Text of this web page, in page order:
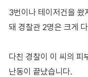
3번이나 테이저건을 쐈
돼 경찰관 2명은 크게
다친 경찰이 이 씨의 피
난동이 끝났습니다.